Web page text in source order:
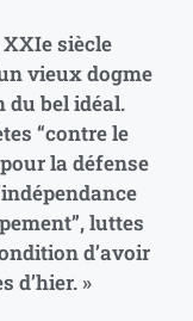
siècle
vieux dogme
bel idéal.
“contre le
la défense
luttes
d’avoir
d’hier. »